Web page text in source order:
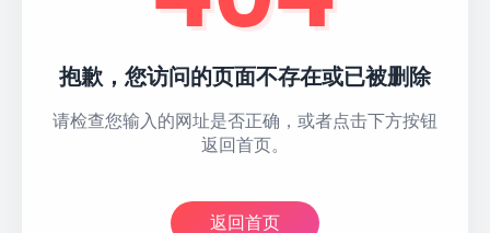
抱歉，您访问的页面不存在或已被删除
请检查您输入的网址是否正确，或者点击下方按钮
返回首页。
返回首页